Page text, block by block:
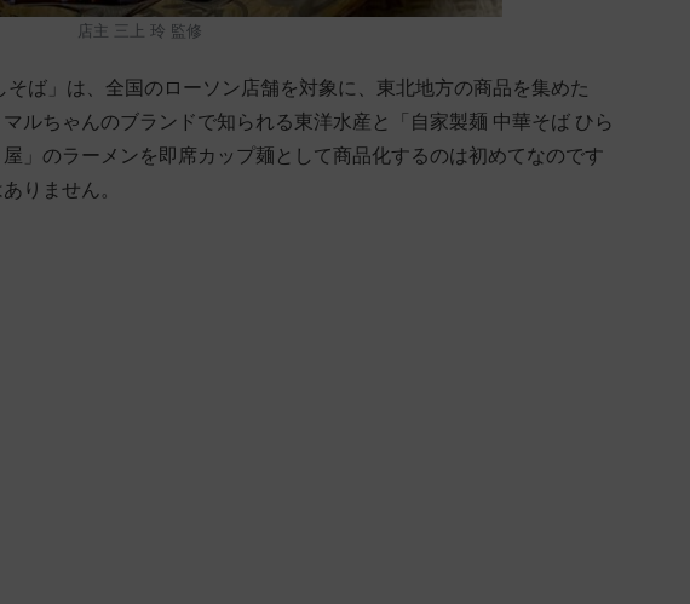
店主 三上 玲 監修
ば」は、全国のローソン店舗を対象に、東北地方の商品を集めた
ルちゃんのブランドで知られる東洋水産と「自家製麺 中華そば ひら
」のラーメンを即席カップ麺として商品化するのは初めてなのです
りません。